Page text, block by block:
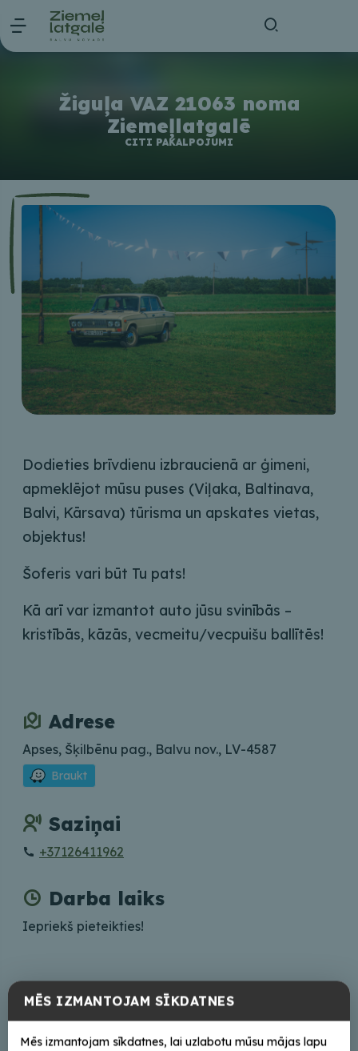
Žiguļa VAZ 21063 noma
Ziemeļlatgalē
CITI PAKALPOJUMI
Dodieties brīvdienu izbraucienā ar ģimeni,
apmeklējot mūsu puses (Viļaka, Baltinava,
Balvi, Kārsava) tūrisma un apskates vietas,
objektus!
Šoferis vari būt Tu pats!
Kā arī var izmantot auto jūsu svinībās –
kristībās, kāzās, vecmeitu/vecpuišu ballītēs!
Adrese
Apses, Šķilbēnu pag., Balvu nov., LV-4587
Braukt
Saziņai
+37126411962
Darba laiks
Iepriekš pieteikties!
+
−
MĒS IZMANTOJAM SĪKDATNES
Mēs izmantojam sīkdatnes, lai uzlabotu mūsu mājas lapu